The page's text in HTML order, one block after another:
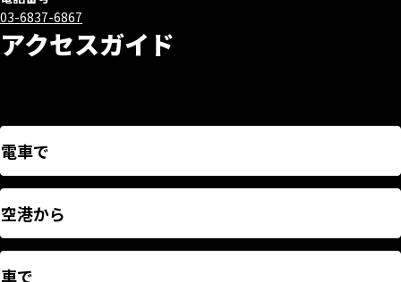
03-6837-6867
アクセスガイド
電車で
空港から
車で